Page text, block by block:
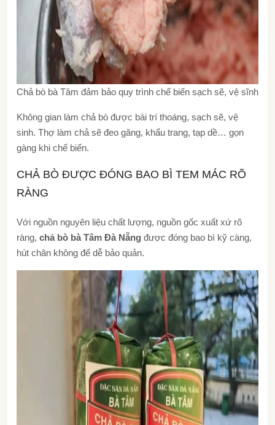
Chả bò bà Tâm đảm bảo quy trình chế biến sạch sẽ, vệ sĩnh
Không gian làm chả bò được bài trí thoáng, sạch sẽ, vệ
sinh. Thợ làm chả sẽ đeo găng, khẩu trang, tạp dề… gọn
gàng khi chế biến.
CHẢ BÒ ĐƯỢC ĐÓNG BAO BÌ TEM MÁC RÕ
RÀNG
Với nguồn nguyên liệu chất lượng, nguồn gốc xuất xứ rõ
ràng, chả bò bà Tâm Đà Nẵng được đóng bao bì kỹ càng,
hút chân không để dễ bảo quản.